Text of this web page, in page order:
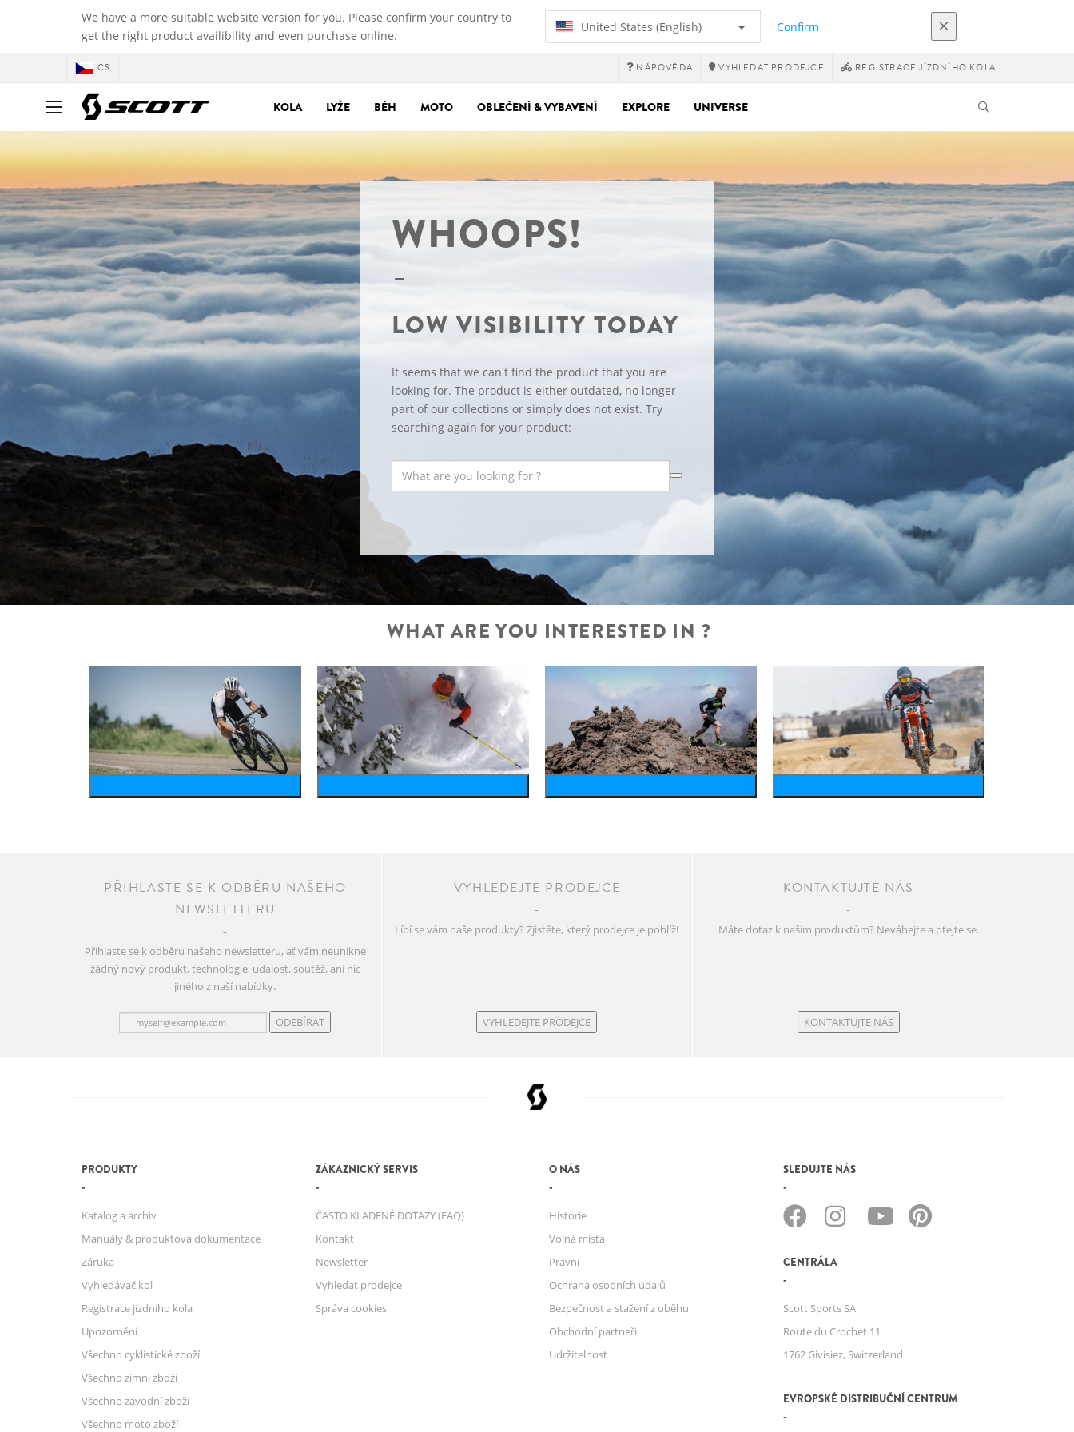
We have a more suitable website version for you. Please confirm your country to
get the right product availibility and even purchase online.
United States (English) Confirm
CS NÁPOVĚDA VYHLEDAT PRODEJCE REGISTRACE JÍZDNÍHO KOLA
KOLA LYŽE BĚH MOTO OBLEČENÍ & VYBAVENÍ EXPLORE UNIVERSE
WHOOPS!
LOW VISIBILITY TODAY
It seems that we can't find the product that you are
looking for. The product is either outdated, no longer
part of our collections or simply does not exist. Try
searching again for your product:
WHAT ARE YOU INTERESTED IN ?
PŘIHLASTE SE K ODBĚRU NAŠEHO
NEWSLETTERU
Přihlaste se k odběru našeho newsletteru, ať vám neunikne
žádný nový produkt, technologie, událost, soutěž, ani nic
jiného z naší nabídky.
ODEBÍRAT
VYHLEDEJTE PRODEJCE
Líbí se vám naše produkty? Zjistěte, který prodejce je poblíž!
VYHLEDEJTE PRODEJCE
KONTAKTUJTE NÁS
Máte dotaz k našim produktům? Neváhejte a ptejte se.
KONTAKTUJTE NÁS
PRODUKTY
Katalog a archiv
Manuály & produktová dokumentace
Záruka
Vyhledávač kol
Registrace jízdního kola
Upozornění
Všechno cyklistické zboží
Všechno zimní zboží
Všechno závodní zboží
Všechno moto zboží
ZÁKAZNICKÝ SERVIS
ČASTO KLADENÉ DOTAZY (FAQ)
Kontakt
Newsletter
Vyhledat prodejce
Správa cookies
O NÁS
Historie
Volná místa
Právní
Ochrana osobních údajů
Bezpečnost a stažení z oběhu
Obchodní partneři
Udržitelnost
SLEDUJTE NÁS
CENTRÁLA
Scott Sports SA
Route du Crochet 11
1762 Givisiez, Switzerland
EVROPSKÉ DISTRIBUČNÍ CENTRUM